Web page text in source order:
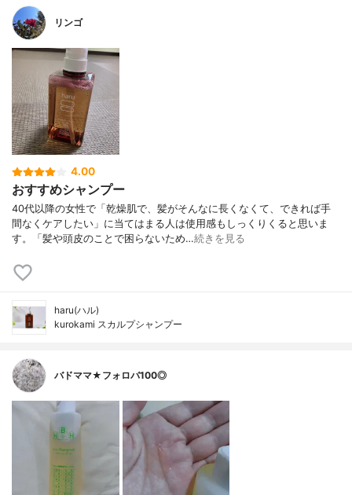
リンゴ
4.00
おすすめシャンプー
40代以降の女性で「乾燥肌で、髪がそんなに長くなくて、できれば手
間なくケアしたい」に当てはまる人は使用感もしっくりくると思いま
す。「髪や頭皮のことで困らないため…続きを見る
haru(ハル)
kurokami スカルプシャンプー
バドママ★フォロバ100◎